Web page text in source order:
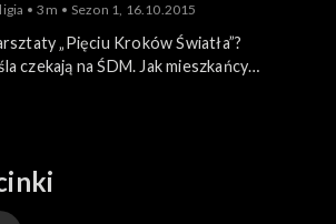
3m Sezon 1, 16.10.2015
„Pięciu Kroków Światła”?
czekają na ŚDM. Jak mieszkańcy
Papieski?